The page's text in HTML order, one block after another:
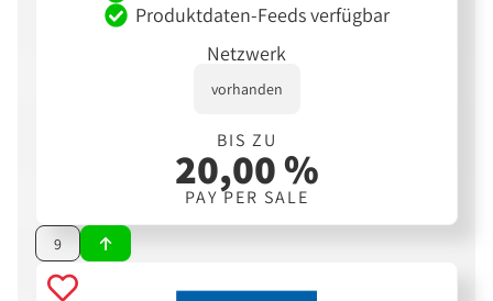
Produktdaten-Feeds verfügbar
Netzwerk
vorhanden
BIS ZU
20,00 %
PAY PER SALE
9